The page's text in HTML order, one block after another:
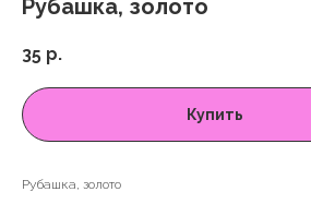
Рубашка, золото
35 р.
Купить
Рубашка, золото